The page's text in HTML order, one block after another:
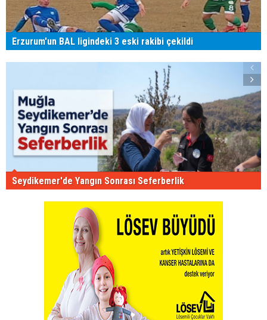
Erzurum'un BAL ligindeki 3 eski rakibi çekildi
Seydikemer'de Yangın Sonrası Seferberlik